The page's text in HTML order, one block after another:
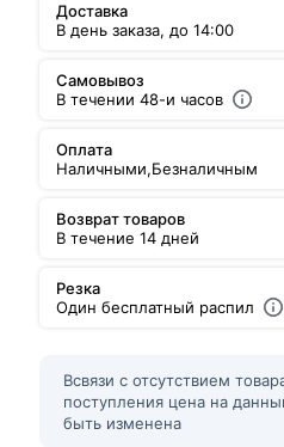
Доставка
В день заказа, до 14:00
Самовывоз
В течении 48-и часов
Оплата
Наличными,Безналичным
Возврат товаров
В течение 14 дней
Резка
Один бесплатный распил
Всвязи с отсутствием
поступления цена на
быть изменена